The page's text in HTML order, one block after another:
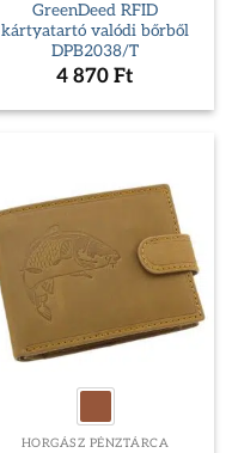
GreenDeed RFID
kártyatartó valódi bőrből
DPB2038/T
4 870 Ft
HORGÁSZ PÉNZTÁRCA